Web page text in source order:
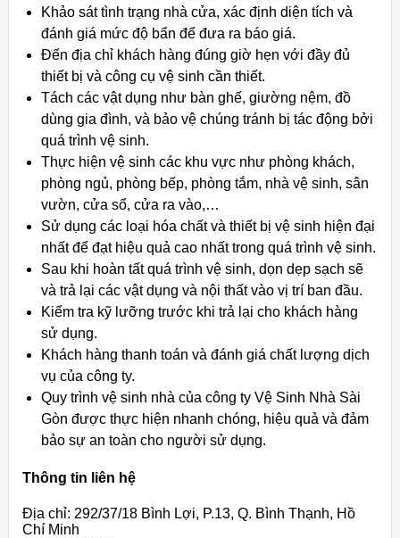
Khảo sát tình trạng nhà cửa, xác định diện tích và
đánh giá mức độ bẩn để đưa ra báo giá.
Đến địa chỉ khách hàng đúng giờ hẹn với đầy đủ
thiết bị và công cụ vệ sinh cần thiết.
Tách các vật dụng như bàn ghế, giường nệm, đồ
dùng gia đình, và bảo vệ chúng tránh bị tác động bởi
quá trình vệ sinh.
Thực hiện vệ sinh các khu vực như phòng khách,
phòng ngủ, phòng bếp, phòng tắm, nhà vệ sinh, sân
vườn, cửa sổ, cửa ra vào,…
Sử dụng các loại hóa chất và thiết bị vệ sinh hiện đại
nhất để đạt hiệu quả cao nhất trong quá trình vệ sinh.
Sau khi hoàn tất quá trình vệ sinh, dọn dẹp sạch sẽ
và trả lại các vật dụng và nội thất vào vị trí ban đầu.
Kiểm tra kỹ lưỡng trước khi trả lại cho khách hàng
sử dụng.
Khách hàng thanh toán và đánh giá chất lượng dịch
vụ của công ty.
Quy trình vệ sinh nhà của công ty Vệ Sinh Nhà Sài
Gòn được thực hiện nhanh chóng, hiệu quả và đảm
bảo sự an toàn cho người sử dụng.
Thông tin liên hệ
Địa chỉ: 292/37/18 Bình Lợi, P.13, Q. Bình Thạnh, Hồ
Chí Minh